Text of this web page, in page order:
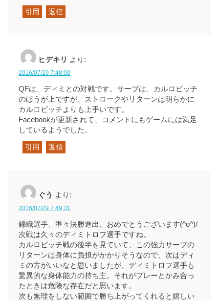
引用 返信
ヒデキリ より:
2016/07/29 7:48:00
QFは、ディミとの対戦です。サーブは、カルロビッチ
のほうが上ですが、ストロークやリターンは明らかに
カルロビッチよりも上手いです。
Facebookが更新されて、コメントにもゲームには満足
しているようでした。
引用 返信
ぐう より:
2016/07/29 7:49:31
錦織選手、準々決勝進出、おめでとうございます(^o^)/
次戦は久々のディミトロフ選手ですね。
カルロビッチ戦の後半を見ていて、この強力サーブの
リターンは身体に負担がかかりそうなので、次はディ
ミの方がいいなと思いましたが、ディミトロフ選手も
驚異的な身体能力の持ち主。それがプレーとかみ合っ
たときは危険な存在だと思います。
次も無理をしない範囲で勝ち上がってくれると嬉しい